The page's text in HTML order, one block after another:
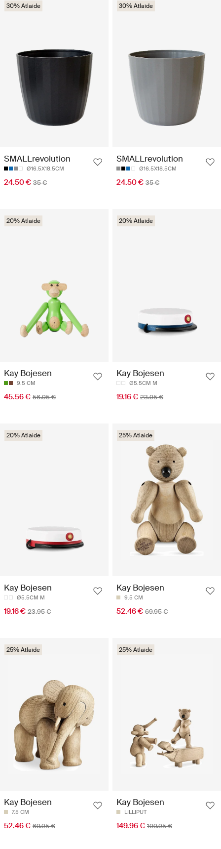
30% Atlaide
SMALLrevolution
Ø16.5X18.5CM
24.50 € 35 €
30% Atlaide
SMALLrevolution
Ø16.5X18.5CM
24.50 € 35 €
20% Atlaide
Kay Bojesen
9.5 CM
45.56 € 56.95 €
20% Atlaide
Kay Bojesen
Ø5.5CM M
19.16 € 23.95 €
20% Atlaide
Kay Bojesen
Ø5.5CM M
19.16 € 23.95 €
25% Atlaide
Kay Bojesen
9.5 CM
52.46 € 69.95 €
25% Atlaide
Kay Bojesen
7.5 CM
52.46 € 69.95 €
25% Atlaide
Kay Bojesen
LILLIPUT
149.96 € 199.95 €